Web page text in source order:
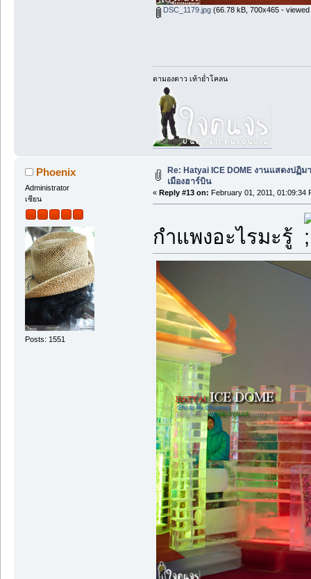
DSC_1179.jpg(66.78 kB, 700x465 - viewed
ตามองดาว เท้าย่ำโคลน
Phoenix
Administrator
เซียน
Posts: 1551
Re: Hatyai ICE DOME งานแสดงปฏิ
เมืองฮาร์บิน
« Reply #13 on: February 01, 2011, 01:09:34
กำแพงอะไรมะรู้